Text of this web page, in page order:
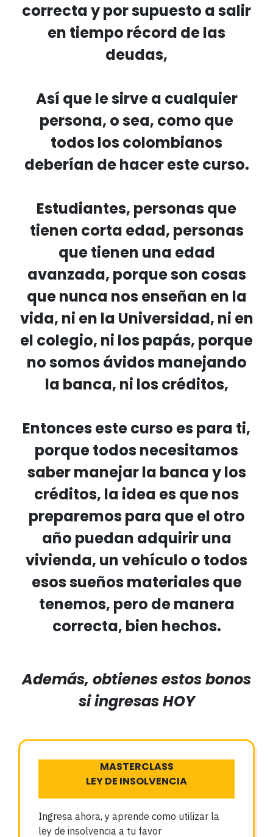
correcta y por supuesto a salir
en tiempo récord de las
deudas,
Así que le sirve a cualquier
persona, o sea, como que
todos los colombianos
deberían de hacer este curso.
Estudiantes, personas que
tienen corta edad, personas
que tienen una edad
avanzada, porque son cosas
que nunca nos enseñan en la
vida, ni en la Universidad, ni en
el colegio, ni los papás, porque
no somos ávidos manejando
la banca, ni los créditos,
Entonces este curso es para ti,
porque todos necesitamos
saber manejar la banca y los
créditos, la idea es que nos
preparemos para que el otro
año puedan adquirir una
vivienda, un vehículo o todos
esos sueños materiales que
tenemos, pero de manera
correcta, bien hechos.
Además, obtienes estos bonos
si ingresas HOY
MASTERCLASS
LEY DE INSOLVENCIA
Ingresa ahora, y aprende como utilizar la
ley de insolvencia a tu favor